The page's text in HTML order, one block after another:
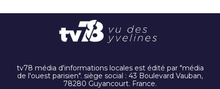
tv78 média d'informations locales est édité par "média
de l'ouest parisien". siège social : 43 Boulevard Vauban,
78280 Guyancourt. France.